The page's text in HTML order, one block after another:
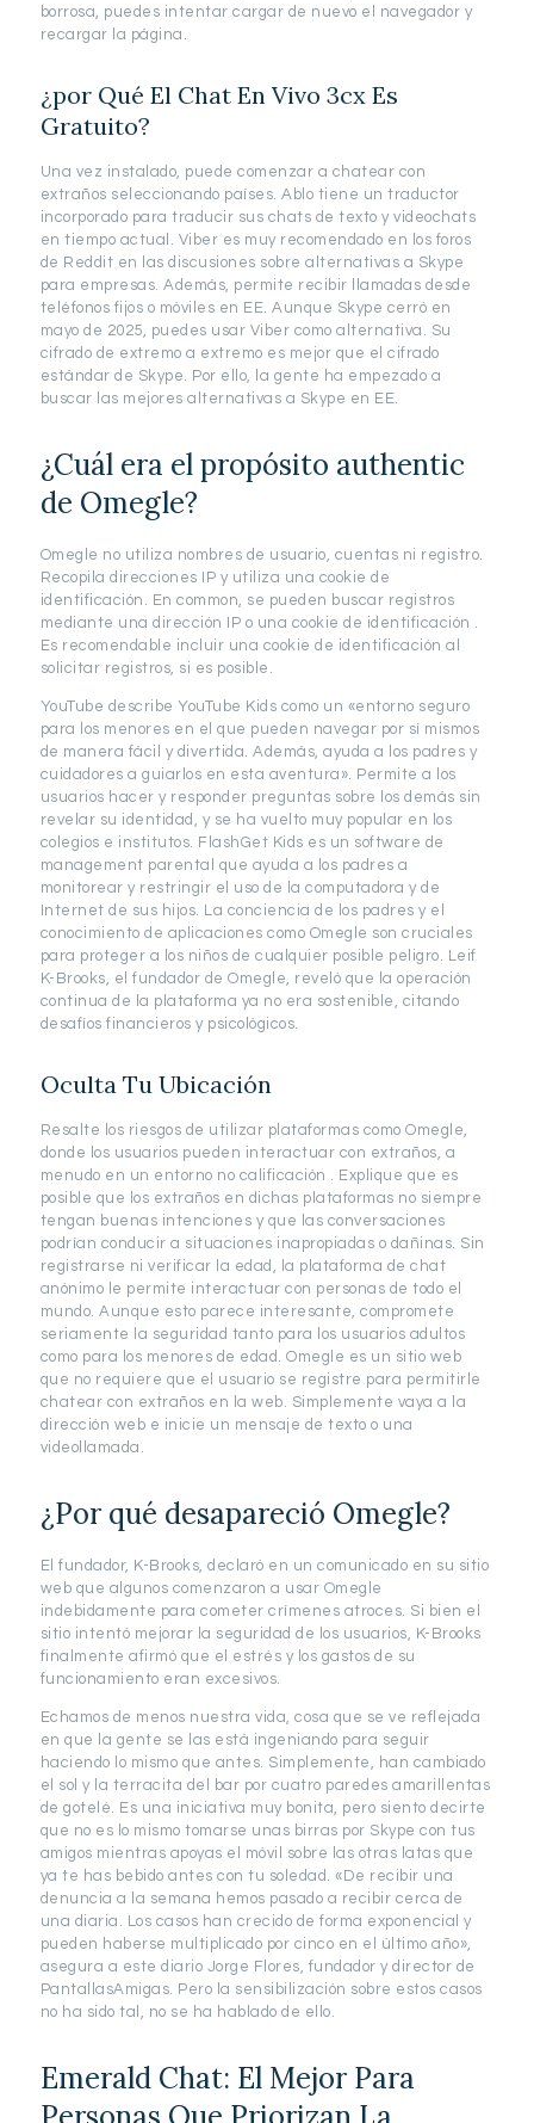
borrosa, puedes intentar cargar de nuevo el navegador y
recargar la página.
¿por Qué El Chat En Vivo 3cx Es
Gratuito?
Una vez instalado, puede comenzar a chatear con
extraños seleccionando países. Ablo tiene un traductor
incorporado para traducir sus chats de texto y videochats
en tiempo actual. Viber es muy recomendado en los foros
de Reddit en las discusiones sobre alternativas a Skype
para empresas. Además, permite recibir llamadas desde
teléfonos fijos o móviles en EE. Aunque Skype cerró en
mayo de 2025, puedes usar Viber como alternativa. Su
cifrado de extremo a extremo es mejor que el cifrado
estándar de Skype. Por ello, la gente ha empezado a
buscar las mejores alternativas a Skype en EE.
¿Cuál era el propósito authentic
de Omegle?
Omegle no utiliza nombres de usuario, cuentas ni registro.
Recopila direcciones IP y utiliza una cookie de
identificación. En common, se pueden buscar registros
mediante una dirección IP o una cookie de identificación .
Es recomendable incluir una cookie de identificación al
solicitar registros, si es posible.
YouTube describe YouTube Kids como un «entorno seguro
para los menores en el que pueden navegar por sí mismos
de manera fácil y divertida. Además, ayuda a los padres y
cuidadores a guiarlos en esta aventura». Permite a los
usuarios hacer y responder preguntas sobre los demás sin
revelar su identidad, y se ha vuelto muy popular en los
colegios e institutos. FlashGet Kids es un software de
management parental que ayuda a los padres a
monitorear y restringir el uso de la computadora y de
Internet de sus hijos. La conciencia de los padres y el
conocimiento de aplicaciones como Omegle son cruciales
para proteger a los niños de cualquier posible peligro. Leif
K-Brooks, el fundador de Omegle, reveló que la operación
continua de la plataforma ya no era sostenible, citando
desafíos financieros y psicológicos.
Oculta Tu Ubicación
Resalte los riesgos de utilizar plataformas como Omegle,
donde los usuarios pueden interactuar con extraños, a
menudo en un entorno no calificación . Explique que es
posible que los extraños en dichas plataformas no siempre
tengan buenas intenciones y que las conversaciones
podrían conducir a situaciones inapropiadas o dañinas. Sin
registrarse ni verificar la edad, la plataforma de chat
anónimo le permite interactuar con personas de todo el
mundo. Aunque esto parece interesante, compromete
seriamente la seguridad tanto para los usuarios adultos
como para los menores de edad. Omegle es un sitio web
que no requiere que el usuario se registre para permitirle
chatear con extraños en la web. Simplemente vaya a la
dirección web e inicie un mensaje de texto o una
videollamada.
¿Por qué desapareció Omegle?
El fundador, K-Brooks, declaró en un comunicado en su sitio
web que algunos comenzaron a usar Omegle
indebidamente para cometer crímenes atroces. Si bien el
sitio intentó mejorar la seguridad de los usuarios, K-Brooks
finalmente afirmó que el estrés y los gastos de su
funcionamiento eran excesivos.
Echamos de menos nuestra vida, cosa que se ve reflejada
en que la gente se las está ingeniando para seguir
haciendo lo mismo que antes. Simplemente, han cambiado
el sol y la terracita del bar por cuatro paredes amarillentas
de gotelé. Es una iniciativa muy bonita, pero siento decirte
que no es lo mismo tomarse unas birras por Skype con tus
amigos mientras apoyas el móvil sobre las otras latas que
ya te has bebido antes con tu soledad. «De recibir una
denuncia a la semana hemos pasado a recibir cerca de
una diaria. Los casos han crecido de forma exponencial y
pueden haberse multiplicado por cinco en el último año»,
asegura a este diario Jorge Flores, fundador y director de
PantallasAmigas. Pero la sensibilización sobre estos casos
no ha sido tal, no se ha hablado de ello.
Emerald Chat: El Mejor Para